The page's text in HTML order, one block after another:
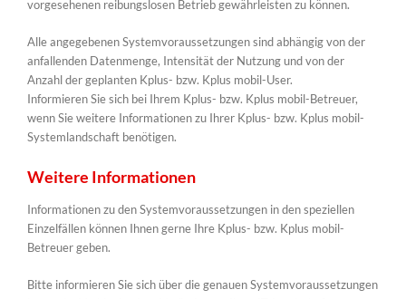
vorgesehenen reibungslosen Betrieb gewährleisten zu können.
Alle angegebenen Systemvoraussetzungen sind abhängig von der
anfallenden Datenmenge, Intensität der Nutzung und von der
Anzahl der geplanten Kplus- bzw. Kplus mobil-User.
Informieren Sie sich bei Ihrem Kplus- bzw. Kplus mobil-Betreuer,
wenn Sie weitere Informationen zu Ihrer Kplus- bzw. Kplus mobil-
Systemlandschaft benötigen.
Weitere Informationen
Informationen zu den Systemvoraussetzungen in den speziellen
Einzelfällen können Ihnen gerne Ihre Kplus- bzw. Kplus mobil-
Betreuer geben.
Bitte informieren Sie sich über die genauen Systemvoraussetzungen